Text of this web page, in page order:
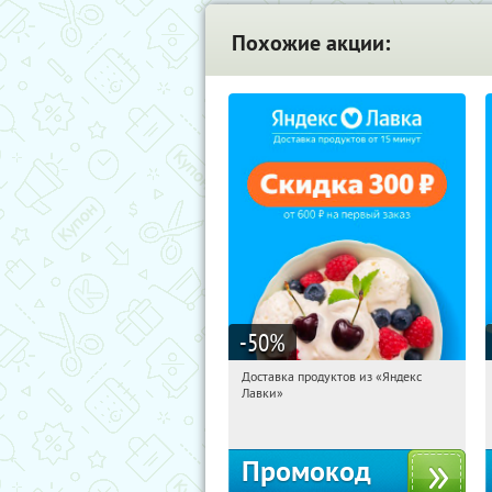
Похожие акции:
-50%
12:49:45 Получили:
Доставка продуктов из «Яндекс
Лавки»
Промокод